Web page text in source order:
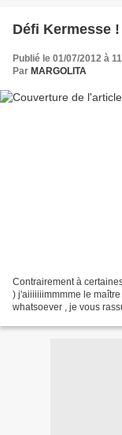
Défi Kermesse !
Publié le 01/07/2012 à
Par MARGOLITA
Contrairement à
) j'aiiiiiiimmmme le
whatsoever , je vous